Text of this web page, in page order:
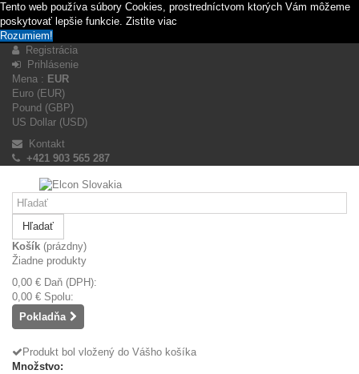
Tento web používa súbory Cookies, prostredníctvom ktorých Vám môžeme
poskytovať lepšie funkcie. Zistite viac
Rozumiem!
Registrácia
Prihlásenie
Mena : EUR
Euro (EUR)
Pound (GBP)
US Dollar (USD)
Kontakt
+421 903 565 287
Hľadať
Košík (prázdny)
Žiadne produkty
0,00 € Daň (DPH):
0,00 € Spolu:
Pokladňa
Produkt bol vložený do Vášho košíka
Množstvo: